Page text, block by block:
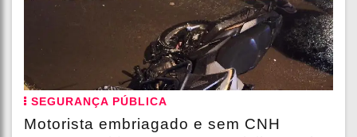
SEGURANÇA PÚBLICA
Motorista embriagado e sem CNH